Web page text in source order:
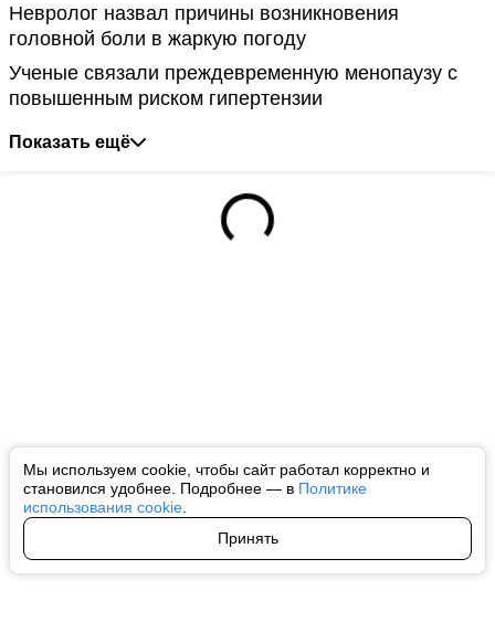
Мы используем cookie, чтобы сайт работал корректно и
становился удобнее. Подробнее — в Политике
использования cookie
Принять
Невролог назвал причины возникновения
головной боли в жаркую погоду
Ученые связали преждевременную менопаузу с
повышенным риском гипертензии
Показать ещё